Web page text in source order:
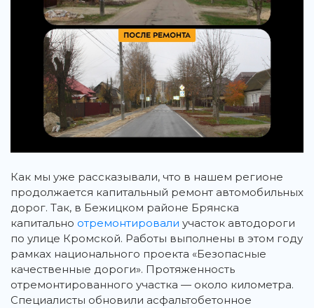
Как мы уже рассказывали, что в нашем регионе
продолжается капитальный ремонт автомобильных
дорог. Так, в Бежицком районе Брянска
капитально отремонтировали участок автодороги
по улице Кромской. Работы выполнены в этом году
рамках национального проекта «Безопасные
качественные дороги». Протяженность
отремонтированного участка — около километра.
Специалисты обновили асфальтобетонное